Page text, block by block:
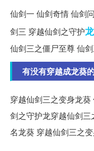
仙剑一 仙剑奇情 仙剑
剑三 穿越仙剑之守护
仙剑三之僵尸至尊 仙
有没有穿越成龙葵
穿越仙剑三之变身龙
剑之守护龙穿越仙剑
名龙葵 穿越仙剑三之